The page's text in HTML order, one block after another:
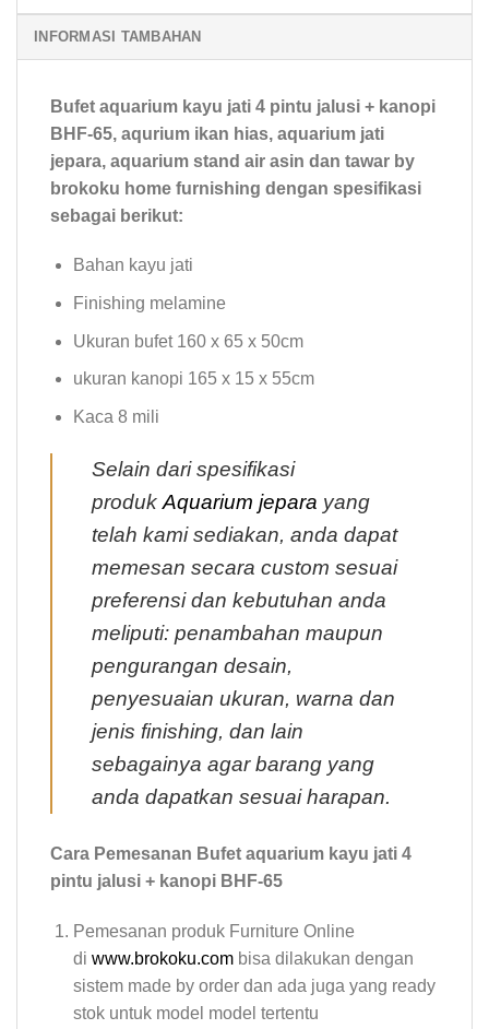
INFORMASI TAMBAHAN
Bufet aquarium kayu jati 4 pintu jalusi + kanopi
BHF-65, aqurium ikan hias, aquarium jati
jepara, aquarium stand air asin dan tawar by
brokoku home furnishing dengan spesifikasi
sebagai berikut:
Bahan kayu jati
Finishing melamine
Ukuran bufet 160 x 65 x 50cm
ukuran kanopi 165 x 15 x 55cm
Kaca 8 mili
Selain dari spesifikasi
produk Aquarium jepara yang
telah kami sediakan, anda dapat
memesan secara custom sesuai
preferensi dan kebutuhan anda
meliputi: penambahan maupun
pengurangan desain,
penyesuaian ukuran, warna dan
jenis finishing, dan lain
sebagainya agar barang yang
anda dapatkan sesuai harapan.
Cara Pemesanan Bufet aquarium kayu jati 4
pintu jalusi + kanopi BHF-65
Pemesanan produk Furniture Online
di www.brokoku.combisa dilakukan dengan
sistem made by order dan ada juga yang ready
stok untuk model model tertentu